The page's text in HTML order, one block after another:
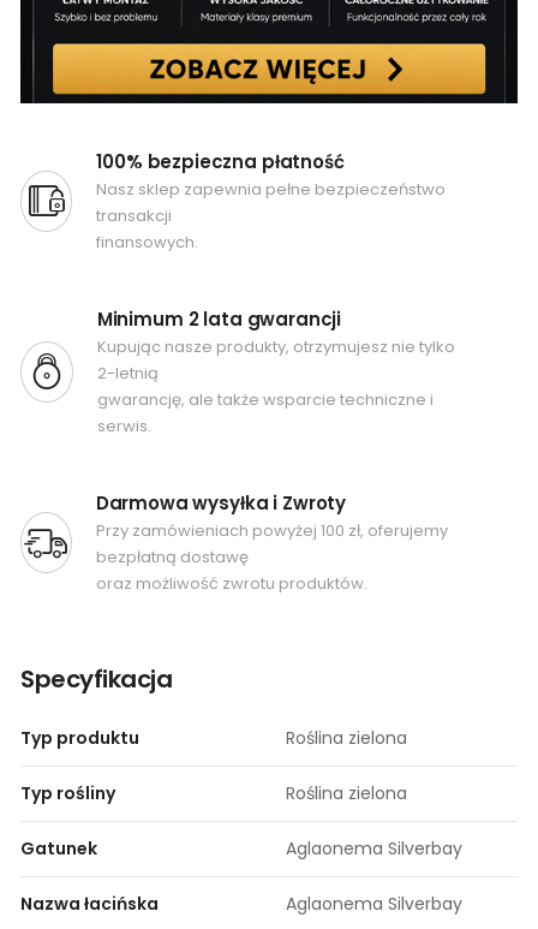
100% bezpieczna płatność
Nasz sklep zapewnia pełne bezpieczeństwo
transakcji
finansowych.
Minimum 2 lata gwarancji
Kupując nasze produkty, otrzymujesz nie tylko
2-letnią
gwarancję, ale także wsparcie techniczne i
serwis.
Darmowa wysyłka i Zwroty
Przy zamówieniach powyżej 100 zł, oferujemy
bezpłatną dostawę
oraz możliwość zwrotu produktów.
Specyfikacja
Typ produktu Roślina zielona
Typ rośliny Roślina zielona
Gatunek Aglaonema Silverbay
Nazwa łacińska Aglaonema Silverbay